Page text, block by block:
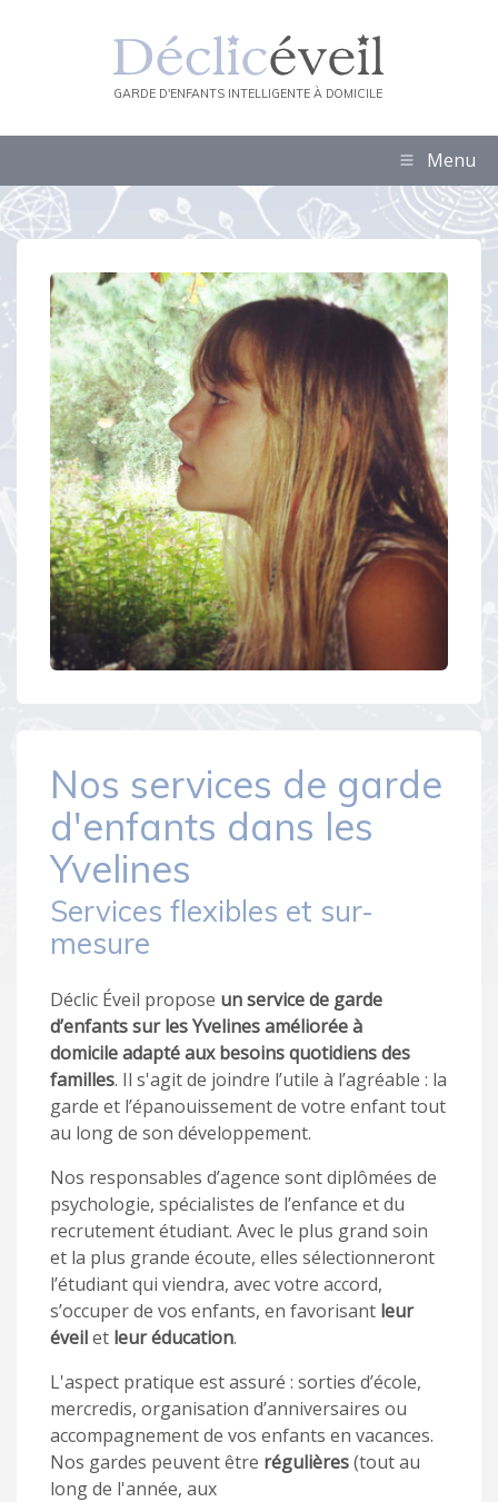
GARDE D'ENFANTS INTELLIGENTE À DOMICILE
Menu
Nos services de garde
d'enfants dans les
Yvelines
Services flexibles et sur-
mesure
Déclic Éveil propose un service de garde
d’enfants sur les Yvelines améliorée à
domicile adapté aux besoins quotidiens des
familles. Il s'agit de joindre l’utile à l’agréable : la
garde et l’épanouissement de votre enfant tout
au long de son développement.
Nos responsables d’agence sont diplômées de
psychologie, spécialistes de l’enfance et du
recrutement étudiant. Avec le plus grand soin
et la plus grande écoute, elles sélectionneront
l’étudiant qui viendra, avec votre accord,
s’occuper de vos enfants, en favorisant leur
éveilet leur éducation.
L'aspect pratique est assuré : sorties d’école,
mercredis, organisation d’anniversaires ou
accompagnement de vos enfants en vacances.
Nos gardes peuvent être régulières(tout au
long de l'année, aux